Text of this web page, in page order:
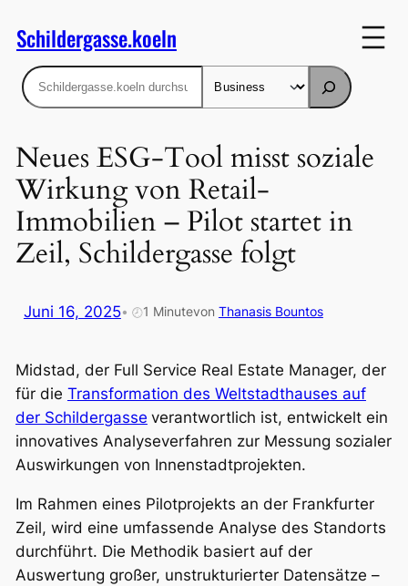
Inhalt
springen
Schildergasse.koeln
Suchen
Neues ESG-Tool misst soziale
Wirkung von Retail-
Immobilien – Pilot startet in
Zeil, Schildergasse folgt
Juni 16, 2025• 🕗1 Minutevon Thanasis Bountos
Midstad, der Full Service Real Estate Manager, der
für die Transformation des Weltstadthauses auf
der Schildergasse verantwortlich ist, entwickelt ein
innovatives Analyseverfahren zur Messung sozialer
Auswirkungen von Innenstadtprojekten.
Im Rahmen eines Pilotprojekts an der Frankfurter
Zeil, wird eine umfassende Analyse des Standorts
durchführt. Die Methodik basiert auf der
Auswertung großer, unstrukturierter Datensätze –